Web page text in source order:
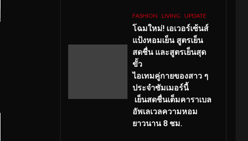
FASHION LIVING UPDATE
โฉมใหม่! เอเวอร์เซ้นส์
แป้งหอมเย็น สูตรเย็น
สดชื่น และสูตรเย็นสุด
ขั้ว
ไอเทมคู่กายของสาว ๆ
ประจำซัมเมอร์นี้
เย็นสดชื่นเต็มคาราเบล
อัพเลเวลความหอม
ยาวนาน 8 ชม.